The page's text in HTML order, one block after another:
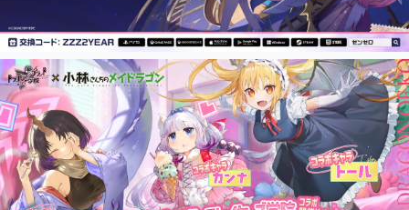
ピックアップ
電ファミのいま読まれている記事ランキング
アプリセール情報
インタビュー